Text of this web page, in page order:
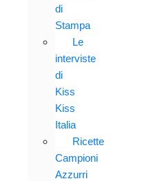
di
Stampa
Le
interviste
di
Kiss
Kiss
Italia
Ricette
Campioni
Azzurri